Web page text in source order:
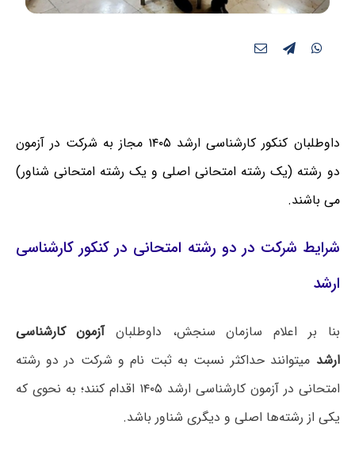
داوطلبان کنکور کارشناسی ارشد ۱۴۰۵ مجاز به شرکت در آزمون
دو رشته (یک رشته امتحانی اصلی و یک رشته امتحانی شناور)
می باشند.
شرایط شرکت در دو رشته امتحانی در کنکور کارشناسی
ارشد
بنا بر اعلام سازمان سنجش، داوطلبان آزمون کارشناسی
ارشد
می‎توانند حداکثر نسبت به ثبت نام و شرکت در دو رشته
امتحانی در آزمون کارشناسی ارشد ۱۴۰۵ اقدام کنند؛ به نحوی که
یکی از رشته‌ها اصلی و دیگری شناور باشد.